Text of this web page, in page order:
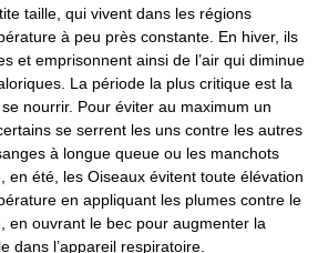
taille, qui vivent dans les régions
à peu près constante. En hiver, ils
et emprisonnent ainsi de l’air qui diminue
La période la plus critique est la
nourrir. Pour éviter au maximum un
se serrent les uns contre les autres
à longue queue ou les manchots
en été, les Oiseaux évitent toute élévation
en appliquant les plumes contre le
en ouvrant le bec pour augmenter la
dans l’appareil respiratoire.